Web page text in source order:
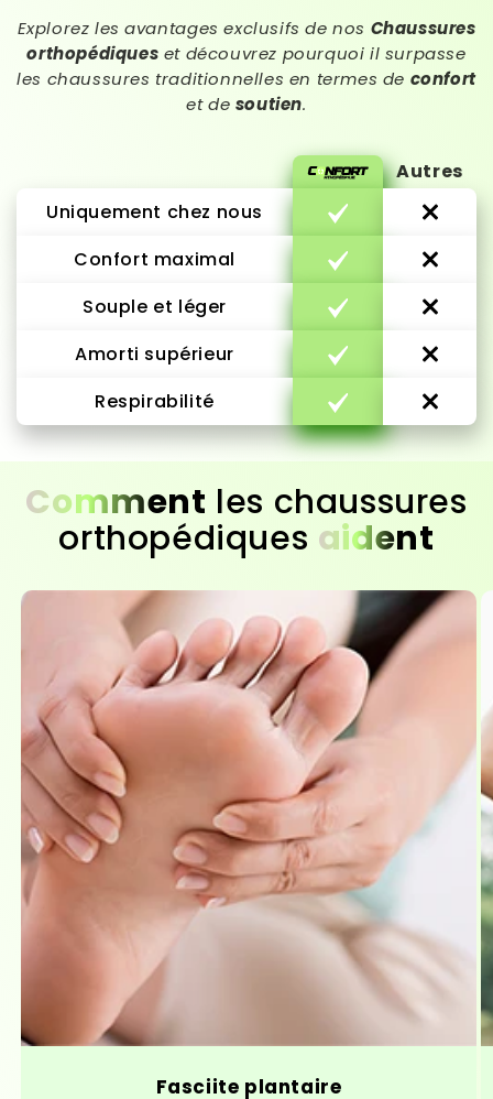
Explorez les avantages exclusifs de nos Chaussures
orthopédiques et découvrez pourquoi il surpasse
les chaussures traditionnelles en termes de confort
et de soutien.
Autres
Uniquement chez nous
Confort maximal
Souple et léger
Amorti supérieur
Respirabilité
Comment les chaussures
orthopédiques aident
Fasciite plantaire